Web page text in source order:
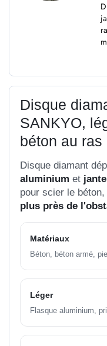
Disque
SANKYO,
béton au ras
Disque diamant
aluminium et
pour scier le
plus près de
Matériaux
Béton, béton armé,
Léger
Flasque aluminium,